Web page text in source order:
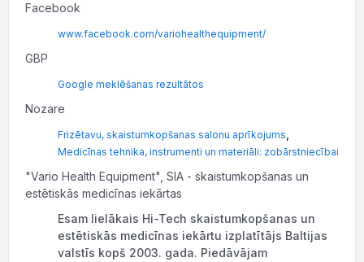
Facebook
www.facebook.com/variohealthequipment/
GBP
Google meklēšanas rezultātos
Nozare
Frizētavu, skaistumkopšanas salonu aprīkojums
Medicīnas tehnika, instrumenti un materiāli: zobārstniecībai
"Vario Health Equipment", SIA - skaistumkopšanas un
estētiskās medicīnas iekārtas
Esam lielākais Hi-Tech skaistumkopšanas un
estētiskās medicīnas iekārtu izplatītājs Baltijas
valstīs kopš 2003. gada. Piedāvājam